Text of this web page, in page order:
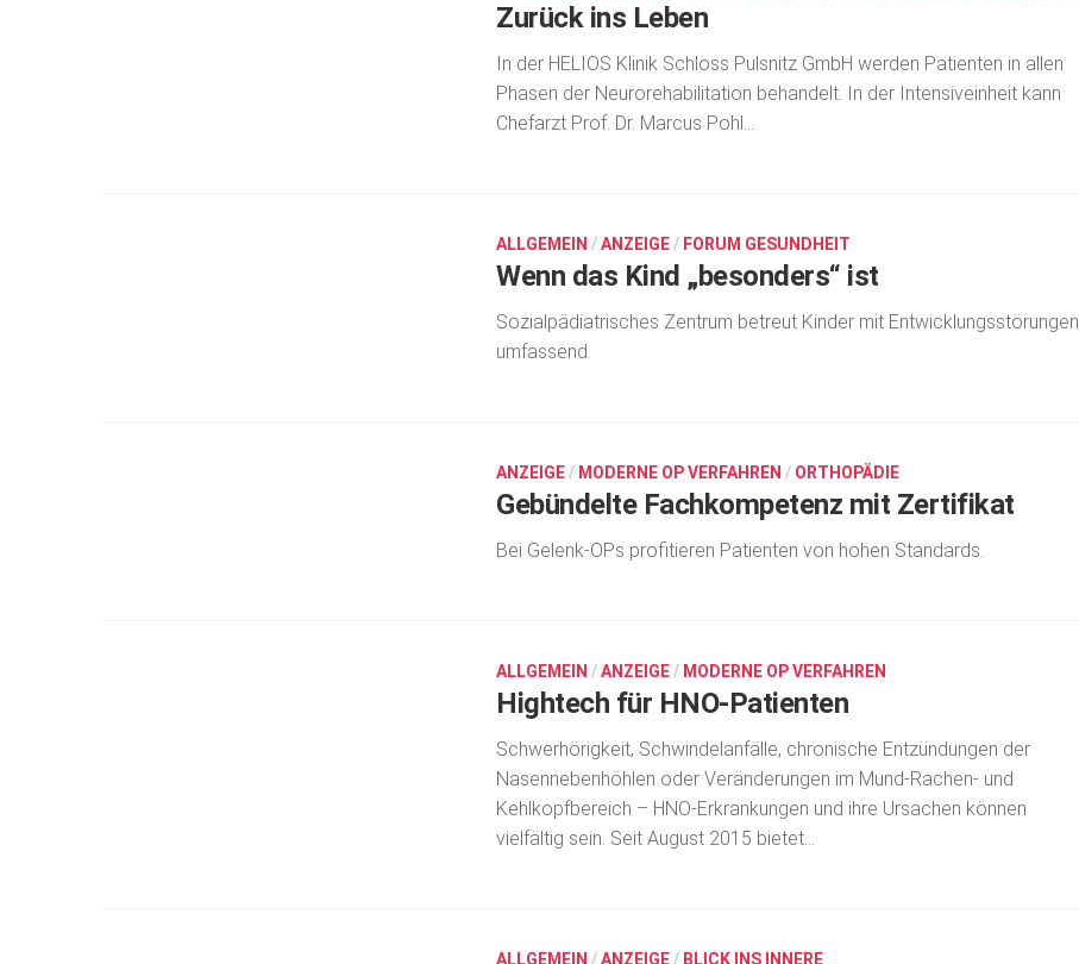
Zurück ins Leben
In der HELIOS Klinik Schloss Pulsnitz GmbH werden Patienten in allen
Phasen der Neurorehabilitation behandelt. In der Intensiveinheit kann
Chefarzt Prof. Dr. Marcus Pohl...
ALLGEMEIN /ANZEIGE / FORUM GESUNDHEIT
Wenn das Kind „besonders“ ist
Sozialpädiatrisches Zentrum betreut Kinder mit Entwicklungsstörungen
umfassend.
ANZEIGE / MODERNE OP VERFAHREN / ORTHOPÄDIE
Gebündelte Fachkompetenz mit Zertifikat
Bei Gelenk-OPs profitieren Patienten von hohen Standards.
ALLGEMEIN /ANZEIGE / MODERNE OP VERFAHREN
Hightech für HNO-Patienten
Schwerhörigkeit, Schwindelanfälle, chronische Entzündungen der
Nasennebenhöhlen oder Veränderungen im Mund-Rachen- und
Kehlkopfbereich – HNO-Erkrankungen und ihre Ursachen können
vielfältig sein. Seit August 2015 bietet...
ALLGEMEIN /ANZEIGE / BLICK INS INNERE